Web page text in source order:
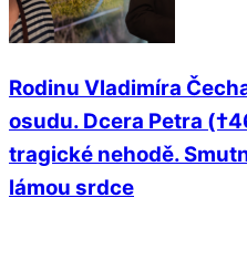
Rodinu Vladimíra
osudu. Dcera Petra
tragické nehodě.
lámou srdce